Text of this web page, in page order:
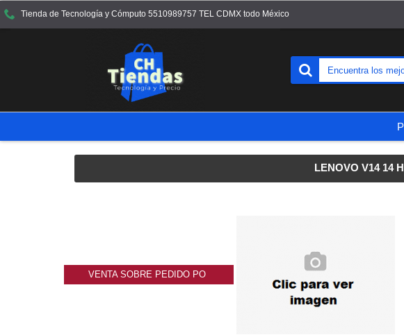
Tienda de Tecnología y Cómputo 5510989757 TEL CDMX todo México
LENOVO V14 14
VENTA SOBRE PEDIDO PO